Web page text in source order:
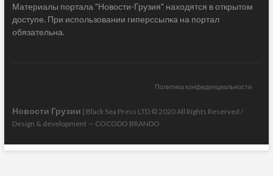
Материалы портала "Новости-Грузия" находятся в открытом
доступе. При использовании гиперссылка на портал
обязательна.
Политика конфиденциальности
Новости Грузии | Black Sea Press LTD © 2020 All Rights Reserved /
Design & development — COCODO BRANDO